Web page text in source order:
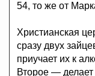
54, то же от
Христианская
сразу двух
приучает их к
Второе —